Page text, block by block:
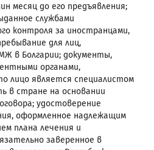
месяц до его предъявления;
службами
контроля за иностранцами,
для лиц,
в Болгарии; документы,
органами,
лицо является специалистом
в стране на основании
удостоверение
оформленное надлежащим
плана лечения и
заверенное в